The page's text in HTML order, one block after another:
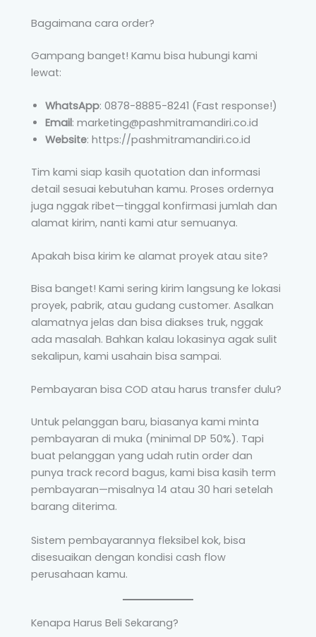
Bagaimana cara order?
Gampang banget! Kamu bisa hubungi kami
lewat:
WhatsApp: 0878-8885-8241 (Fast response!)
Email: marketing@pashmitramandiri.co.id
Website: https://pashmitramandiri.co.id
Tim kami siap kasih quotation dan informasi
detail sesuai kebutuhan kamu. Proses ordernya
juga nggak ribet—tinggal konfirmasi jumlah dan
alamat kirim, nanti kami atur semuanya.
Apakah bisa kirim ke alamat proyek atau site?
Bisa banget! Kami sering kirim langsung ke lokasi
proyek, pabrik, atau gudang customer. Asalkan
alamatnya jelas dan bisa diakses truk, nggak
ada masalah. Bahkan kalau lokasinya agak sulit
sekalipun, kami usahain bisa sampai.
Pembayaran bisa COD atau harus transfer dulu?
Untuk pelanggan baru, biasanya kami minta
pembayaran di muka (minimal DP 50%). Tapi
buat pelanggan yang udah rutin order dan
punya track record bagus, kami bisa kasih term
pembayaran—misalnya 14 atau 30 hari setelah
barang diterima.
Sistem pembayarannya fleksibel kok, bisa
disesuaikan dengan kondisi cash flow
perusahaan kamu.
Kenapa Harus Beli Sekarang?